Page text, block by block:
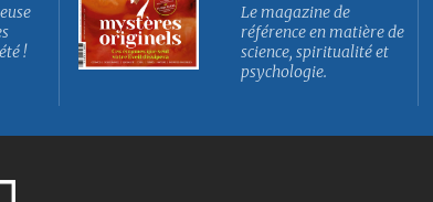
!
Le magazine de
référence en matière de
science, spiritualité et
psychologie.